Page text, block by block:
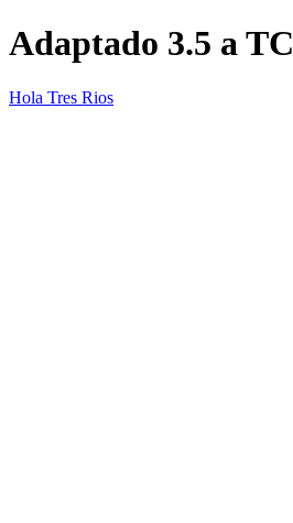
Adaptado 3.5 a TC
Hola Tres Rios